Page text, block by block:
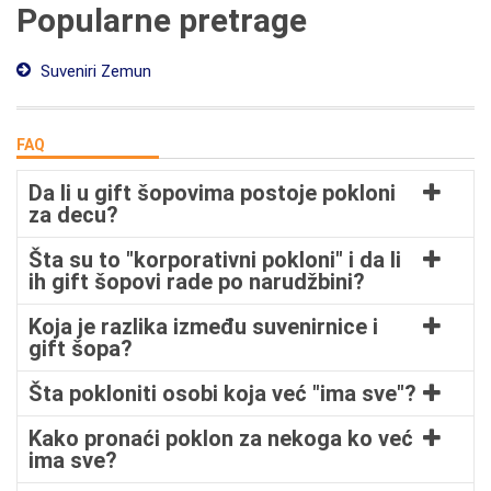
Popularne pretrage
Suveniri Zemun
FAQ
Da li u gift šopovima postoje pokloni
za decu?
Šta su to "korporativni pokloni" i da li
ih gift šopovi rade po narudžbini?
Koja je razlika između suvenirnice i
gift šopa?
Šta pokloniti osobi koja već "ima sve"?
Kako pronaći poklon za nekoga ko već
ima sve?